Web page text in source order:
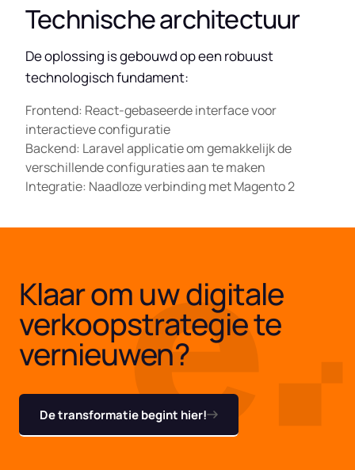
Technische architectuur
De oplossing is gebouwd op een robuust
technologisch fundament:
Frontend: React-gebaseerde interface voor
interactieve configuratie
Backend: Laravel applicatie om gemakkelijk de
verschillende configuraties aan te maken
Integratie: Naadloze verbinding met Magento 2
Klaar om uw digitale
verkoopstrategie te
vernieuwen?
De transformatie begint hier!